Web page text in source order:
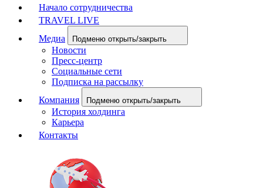
Начало сотрудничества
TRAVEL LIVE
Медиа
Подменю открыть/закрыть
Новости
Пресс-центр
Социальные сети
Подписка на рассылку
Компания
Подменю открыть/закрыть
История холдинга
Карьера
Контакты